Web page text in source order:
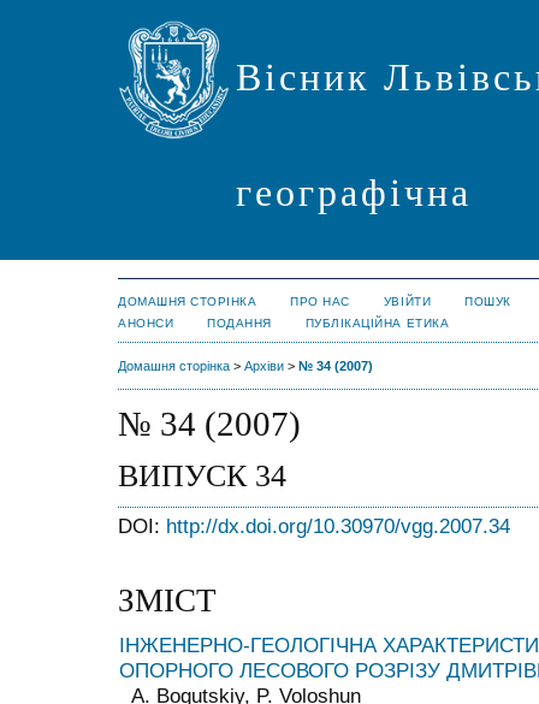
Вісник
географічна
ДОМАШНЯ СТОРІНКА ПРО НАС УВІЙТИ
ПОШУК
АНОНСИ
ПОДАННЯ ПУБЛІКАЦІЙНА ЕТИКА
Домашня сторінка > Архіви > № 34 (2007)
№ 34 (2007)
ВИПУСК 34
DOI: http://dx.doi.org/10.30970/vgg.2007.34
ЗМІСТ
ІНЖЕНЕРНО-ГЕОЛОГІЧНА
ОПОРНОГО ЛЕСОВОГО РОЗРІЗУ
A. Bogutskiy, P. Voloshun